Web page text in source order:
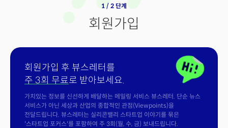
1 / 2 단계
회원가입
회원가입 후 뷰스레터를
주 3회 무료로 받아보세요.
가치있는 정보를 신선하게 배달하는 메일링 서비스 뷰스레터. 단순 뉴스
서비스가 아닌 세상과 산업의 종합적인 관점(Viewpoints)을
전달드립니다. 뷰스레터는 실리콘밸리 스타트업 이야기를 묶은
'스타트업 포커스'를 포함하여 주 3회(월, 수, 금) 보내드립니다.